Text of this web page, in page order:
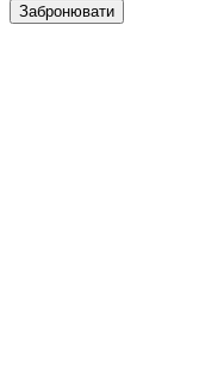
Забронювати